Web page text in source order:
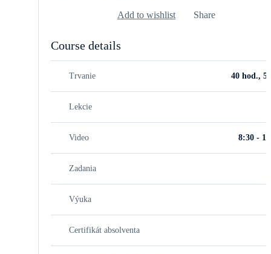
Add to wishlist Share
Course details
Trvanie 40 hod., 5
Lekcie
Video 8:30 -
Zadania
Výuka
Certifikát absolventa